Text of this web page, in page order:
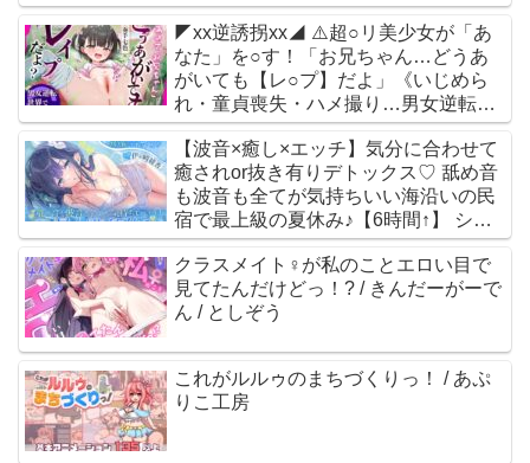
両耳癒やし】
Noahs_Lifecare_Program / 黒木ほの香
◤xx逆誘拐xx◢ ⚠️超○リ美少女が「あ
なた」を○す！「お兄ちゃん…どうあ
がいても【レ○プ】だよ」《いじめら
れ・童貞喪失・ハメ撮り…男女逆転世
界で性犯罪被害者に》 ありすほすぴた
る / 奏手七色
【波音×癒し×エッチ】気分に合わせて
癒されor抜き有りデトックス♡ 舐め音
も波音も全てが気持ちいい海沿いの民
宿で最上級の夏休み♪【6時間↑】 シロ
クマの嫁 / 伊ヶ崎綾香
クラスメイト♀が私のことエロい目で
見てたんだけどっ！? / きんだーがーで
ん / としぞう
これがルルゥのまちづくりっ！ / あぷ
りこ工房